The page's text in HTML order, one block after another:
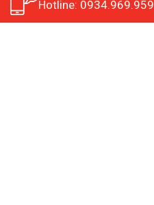
Hotline: 0934.969.959